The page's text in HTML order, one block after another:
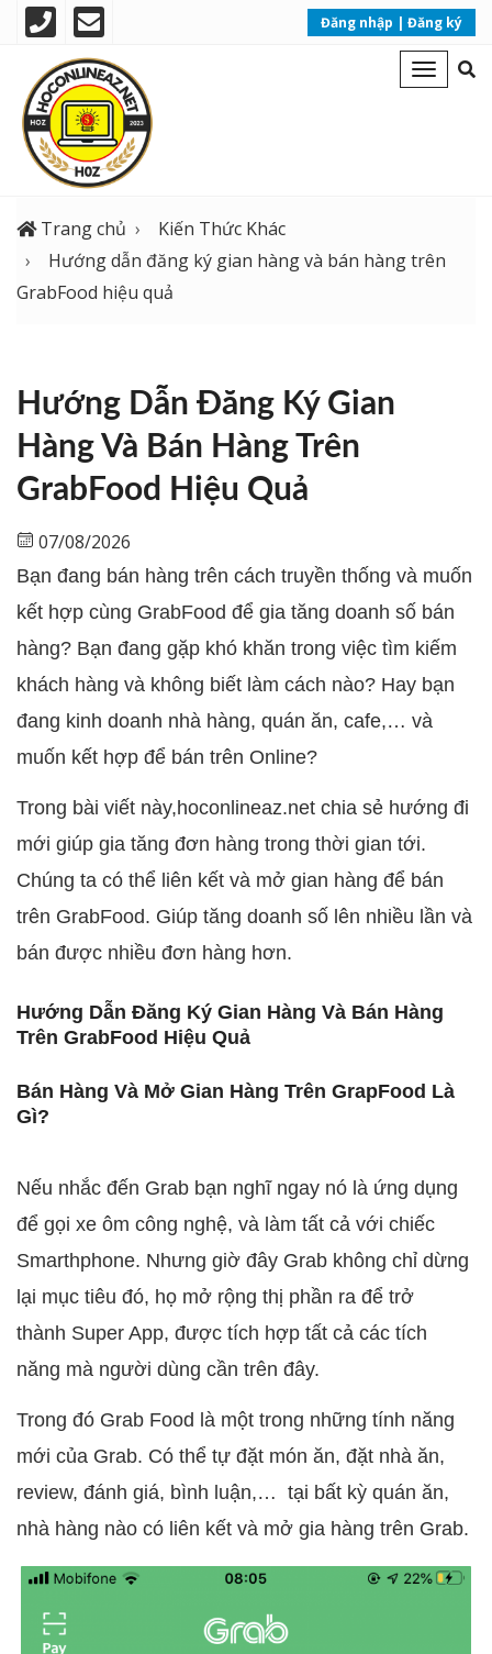
phoneemail Đăng nhập | Đăng ký
Toggle
Trang chủ
Kiến Thức Khác
Hướng dẫn đăng ký gian hàng và bán hàng trên
GrabFood hiệu quả
Hướng Dẫn Đăng Ký Gian
Hàng Và Bán Hàng Trên
GrabFood Hiệu Quả
07/08/2026
Bạn đang bán hàng trên cách truyền thống và muốn
kết hợp cùng GrabFood để gia tăng doanh số bán
hàng? Bạn đang gặp khó khăn trong việc tìm kiếm
khách hàng và không biết làm cách nào? Hay bạn
đang kinh doanh nhà hàng, quán ăn, cafe,… và
muốn kết hợp để bán trên Online?
Trong bài viết này,hoconlineaz.net chia sẻ hướng đi
mới giúp gia tăng đơn hàng trong thời gian tới.
Chúng ta có thể liên kết và mở gian hàng để bán
trên GrabFood. Giúp tăng doanh số lên nhiều lần và
bán được nhiều đơn hàng hơn.
Hướng Dẫn Đăng Ký Gian Hàng Và Bán Hàng
Trên GrabFood Hiệu Quả
Bán Hàng Và Mở Gian Hàng Trên GrapFood Là
Gì?
Nếu nhắc đến Grab bạn nghĩ ngay nó là ứng dụng
để gọi xe ôm công nghệ, và làm tất cả với chiếc
Smarthphone. Nhưng giờ đây Grab không chỉ dừng
lại mục tiêu đó, họ mở rộng thị phần ra để trở
thành Super App, được tích hợp tất cả các tích
năng mà người dùng cần trên đây.
Trong đó Grab Food là một trong những tính năng
mới của Grab. Có thể tự đặt món ăn, đặt nhà ăn,
review, đánh giá, bình luận,… tại bất kỳ quán ăn,
nhà hàng nào có liên kết và mở gia hàng trên Grab.